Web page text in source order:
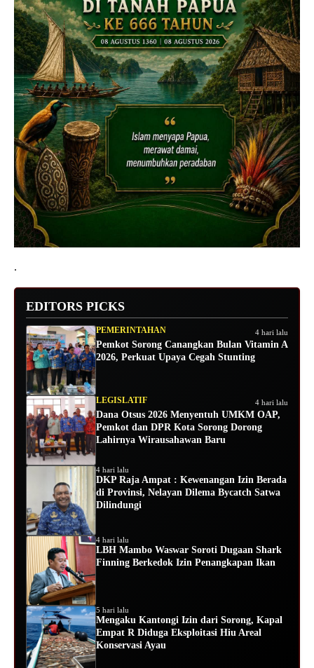
.
EDITORS PICKS
PEMERINTAHAN 4 hari lalu
Pemkot Sorong Canangkan Bulan Vitamin A
2026, Perkuat Upaya Cegah Stunting
LEGISLATIF 4 hari lalu
Dana Otsus 2026 Menyentuh UMKM OAP,
Pemkot dan DPR Kota Sorong Dorong
Lahirnya Wirausahawan Baru
4 hari lalu
DKP Raja Ampat : Kewenangan Izin Berada
di Provinsi, Nelayan Dilema Bycatch Satwa
Dilindungi
4 hari lalu
LBH Mambo Waswar Soroti Dugaan Shark
Finning Berkedok Izin Penangkapan Ikan
5 hari lalu
Mengaku Kantongi Izin dari Sorong, Kapal
Empat R Diduga Eksploitasi Hiu Areal
Konservasi Ayau